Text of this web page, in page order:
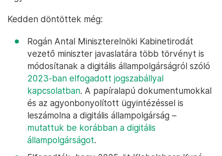
Kedden döntöttek még:
Rogán Antal Miniszterelnöki Kabinetirodát
vezető miniszter javaslatára több törvényt is
módosítanak a digitális állampolgárságról szóló
2023-ban elfogadott jogszabállyal
kapcsolatban. A papíralapú dokumentumokkal
és az agyonbonyolított ügyintézéssel is
leszámolna a digitális állampolgárság –
mutattuk be korábban a digitális
állampolgárságot.